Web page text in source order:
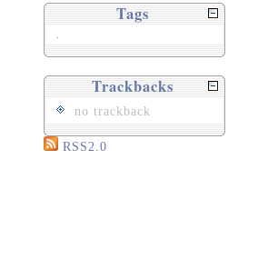
Tags
Trackbacks
no trackback
RSS2.0